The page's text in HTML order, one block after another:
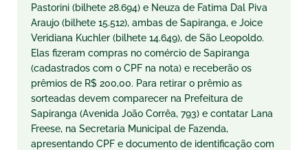
Pastorini (bilhete 28.694) e Neuza de Fatima Dal Piva
Araujo (bilhete 15.512), ambas de Sapiranga, e Joice
Veridiana Kuchler (bilhete 14.649), de São Leopoldo.
Elas fizeram compras no comércio de Sapiranga
(cadastrados com o CPF na nota) e receberão os
prêmios de R$ 200,00. Para retirar o prêmio as
sorteadas devem comparecer na Prefeitura de
Sapiranga (Avenida João Corrêa, 793) e contatar Lana
Freese, na Secretaria Municipal de Fazenda,
apresentando CPF e documento de identificação com